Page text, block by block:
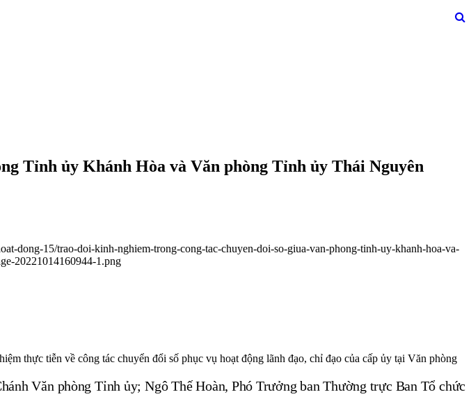
Tỉnh ủy Khánh Hòa và Văn phòng Tỉnh ủy Thái Nguyên
dong-15/trao-doi-kinh-nghiem-trong-cong-tac-chuyen-doi-so-giua-van-phong-tinh-uy-khanh-hoa-va-
20221014160944-1.png
thực tiễn về công tác chuyển đổi số phục vụ hoạt động lãnh đạo, chỉ đạo của cấp ủy tại Văn phòng
Văn phòng Tỉnh ủy;Ngô Thế Hoàn, Phó Trưởng ban Thường trực Ban Tổ chức